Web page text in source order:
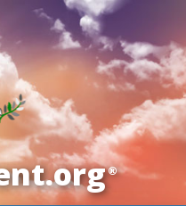
®